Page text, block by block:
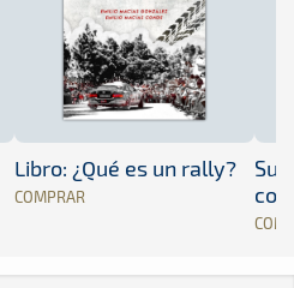
Libro: ¿Qué es un rally?
COMPRAR